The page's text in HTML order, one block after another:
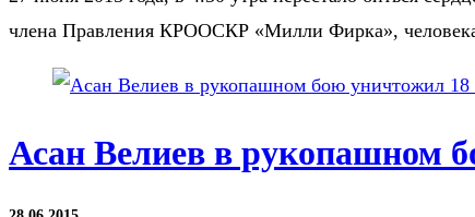
члена Правления КРООСКР «Милли Фирка»,
Асан Велиев в рукопашном